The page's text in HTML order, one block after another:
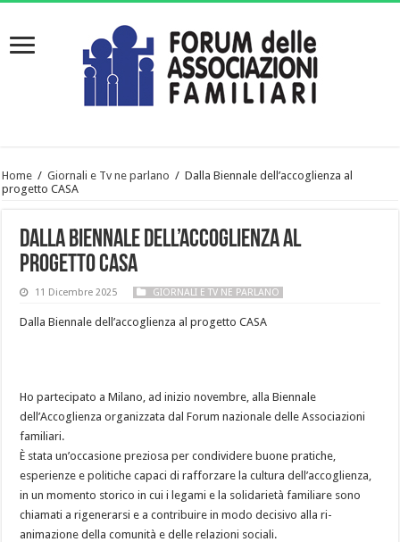
Home / Giornali e Tv ne parlano / Dalla Biennale dell’accoglienza al
progetto CASA
Dalla Biennale dell’accoglienza al
progetto CASA
11 Dicembre 2025 GIORNALI E TV NE PARLANO
Dalla Biennale dell’accoglienza al progetto CASA
Ho partecipato a Milano, ad inizio novembre, alla Biennale
dell’Accoglienza organizzata dal Forum nazionale delle Associazioni
familiari.
È stata un’occasione preziosa per condividere buone pratiche,
esperienze e politiche capaci di rafforzare la cultura dell’accoglienza,
in un momento storico in cui i legami e la solidarietà familiare sono
chiamati a rigenerarsi e a contribuire in modo decisivo alla ri-
animazione della comunità e delle relazioni sociali.